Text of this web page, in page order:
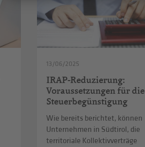
13/06/2025
IRAP-Reduzierung:
Voraussetzungen für die
Steuerbegünstigung
Wie bereits berichtet, können
Unternehmen in Südtirol, die
territoriale Kollektivverträge